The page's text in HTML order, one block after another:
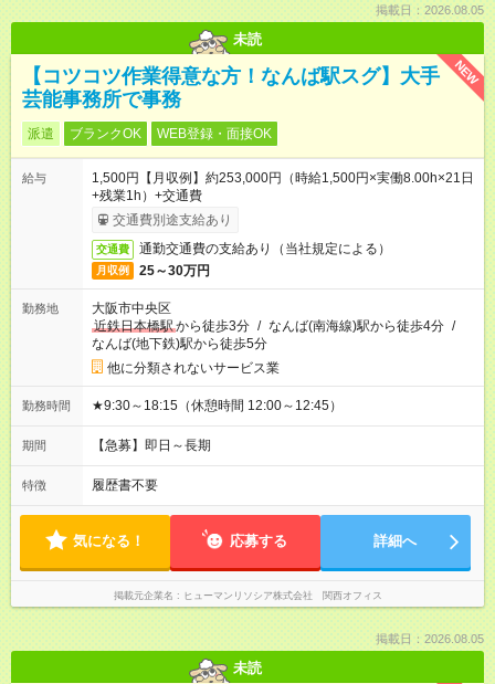
掲載日：2026.08.05
未読
NEW
【コツコツ作業得意な方！なんば駅スグ】大手
芸能事務所で事務
派遣 ブランクOK WEB登録・面接OK
給与
1,500円【月収例】約253,000円（時給1,500円×実働8.00h×21日
+残業1h）+交通費
交通費別途支給あり
交通費 通勤交通費の支給あり（当社規定による）
月収例 25～30万円
勤務地
大阪市中央区
近鉄日本橋駅から徒歩3分 / なんば(南海線)駅から徒歩4分 /
なんば(地下鉄)駅から徒歩5分
他に分類されないサービス業
勤務時間 ★9:30～18:15（休憩時間 12:00～12:45）
期間 【急募】即日～長期
特徴 履歴書不要
気になる！ 応募する 詳細へ
掲載元企業名 ヒューマンリソシア株式会社 関西オフィス
掲載日：2026.08.05
未読